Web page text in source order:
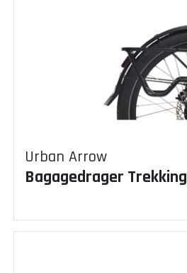
Urban Arrow
Bagagedrager Trekking